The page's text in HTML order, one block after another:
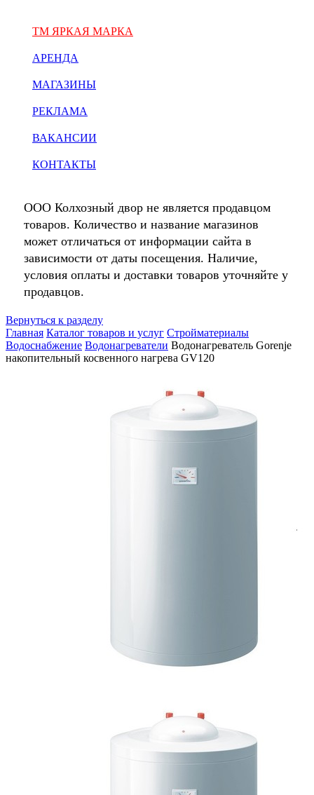
ТМ ЯРКАЯ МАРКА
АРЕНДА
МАГАЗИНЫ
РЕКЛАМА
ВАКАНСИИ
КОНТАКТЫ
ООО Колхозный двор не является продавцом
товаров. Количество и название магазинов
может отличаться от информации сайта в
зависимости от даты посещения. Наличие,
условия оплаты и доставки товаров уточняйте у
продавцов.
Вернуться к разделу
Главная Каталог товаров и услуг Стройматериалы
Водоснабжение Водонагреватели Водонагреватель Gorenje
накопительный косвенного нагрева GV120